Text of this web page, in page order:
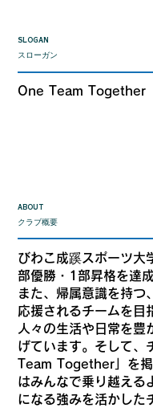
SLOGAN
スローガン
One Team Together
ABOUT
クラブ概要
びわこ成蹊スポーツ大
部優勝・1部昇格を達
また、帰属意識を持つ
応援されるチームを目
人々の生活や日常を豊
げています。そして、
Team Together」を
はみんなで乗り越える
になる強みを活かした